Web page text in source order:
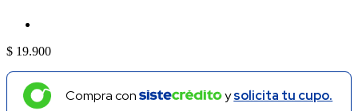
$ 19.900
Compra con ysolicita tu cupo.